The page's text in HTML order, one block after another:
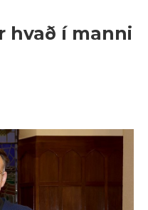
hvað í manni